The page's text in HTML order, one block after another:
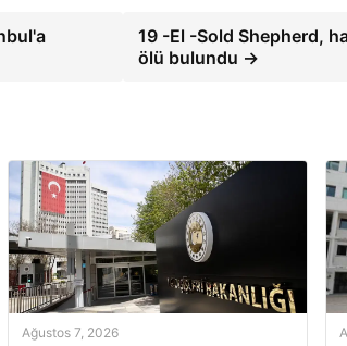
19 -El -Sold Shepherd,
ölü bulundu →
Ağustos 7, 2026